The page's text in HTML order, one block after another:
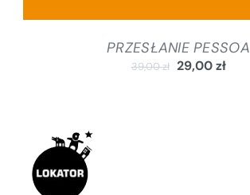
PRZESŁANIE PESSOA
39,00zł 29,00zł